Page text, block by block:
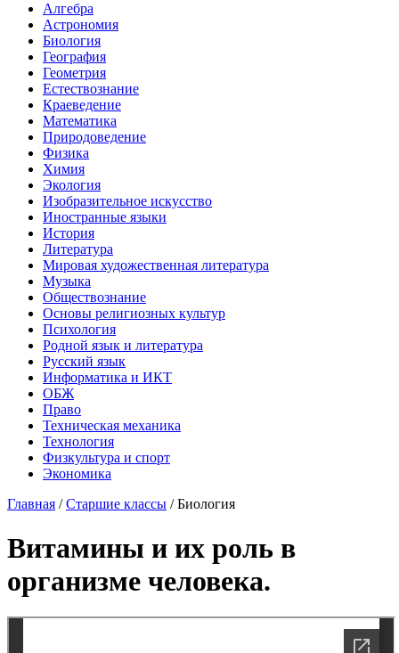
Алгебра
Астрономия
Биология
География
Геометрия
Естествознание
Краеведение
Математика
Природоведение
Физика
Химия
Экология
Изобразительное искусство
Иностранные языки
История
Литература
Мировая художественная литература
Музыка
Обществознание
Основы религиозных культур
Психология
Родной язык и литература
Русский язык
Информатика и ИКТ
ОБЖ
Право
Техническая механика
Технология
Физкультура и спорт
Экономика
Главная /Старшие классы /Биология
Витамины и их роль в
организме человека.